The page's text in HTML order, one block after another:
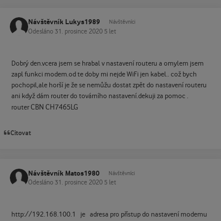
Návštěvník Lukys1989 Návštěvníci
Odesláno 31. prosince 2020 5 let
Dobrý den.vcera jsem se hrabal v nastavení routeru a omylem jsem
zapl funkci modem.od te doby mi nejde WiFi jen kabel.. což bych
pochopil,ale horší je že se nemůžu dostat zpět do nastavení routeru
ani když dám router do továrního nastavení.dekuji za pomoc .
routerCBN CH7465LG
Citovat
Návštěvník Matos1980 Návštěvníci
Odesláno 31. prosince 2020 5 let
http://192.168.100.1 je adresa pro přístup do nastavení modemu